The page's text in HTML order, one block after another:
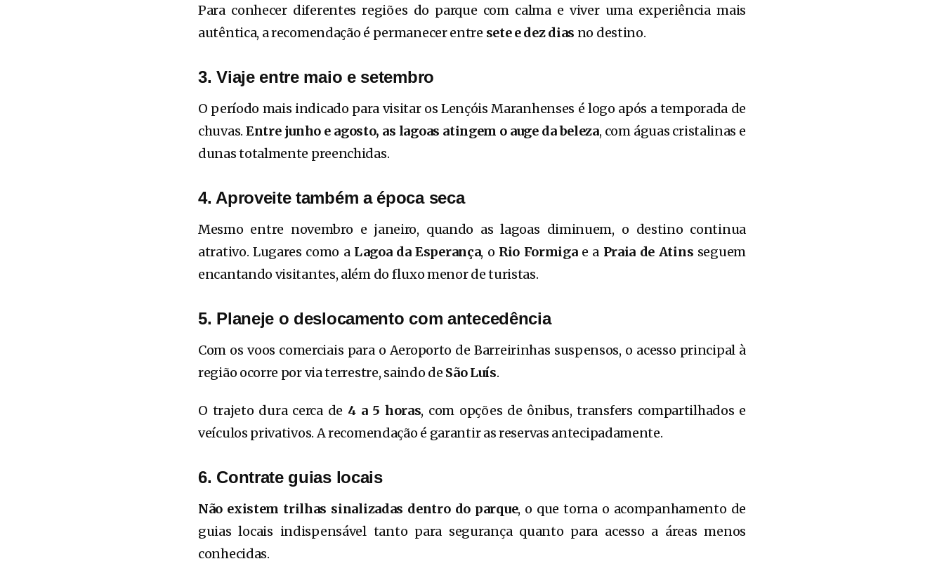
Para conhecer diferentes regiões do parque com calma e viver uma experiência mais
autêntica, a recomendação é permanecer entre sete e dez dias no destino.
3. Viaje entre maio e setembro
O período mais indicado para visitar os Lençóis Maranhenses é logo após a temporada de
chuvas.Entre junho e agosto, as lagoas atingem o auge da beleza, com águas cristalinas e
dunas totalmente preenchidas.
4. Aproveite também a época seca
Mesmo entre novembro e janeiro, quando as lagoas diminuem, o destino continua
atrativo. Lugares como a Lagoa da Esperança, o Rio Formigae a Praia de Atins seguem
encantando visitantes, além do fluxo menor de turistas.
5. Planeje o deslocamento com antecedência
Com os voos comerciais para o Aeroporto de Barreirinhas suspensos, o acesso principal à
região ocorre por via terrestre, saindo de São Luís.
O trajeto dura cerca de 4 a 5 horas, com opções de ônibus, transfers compartilhados e
veículos privativos. A recomendação é garantir as reservas antecipadamente.
6. Contrate guias locais
Não existem trilhas sinalizadas dentro do parque, o que torna o acompanhamento de
guias locais indispensável tanto para segurança quanto para acesso a áreas menos
conhecidas.